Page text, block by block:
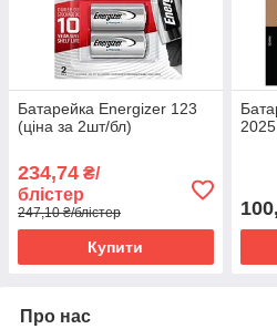
Батарейка Energizer 123
(ціна за 2шт/бл)
234,74 ₴/
блістер
247,10 ₴/блістер
Купити
Про нас